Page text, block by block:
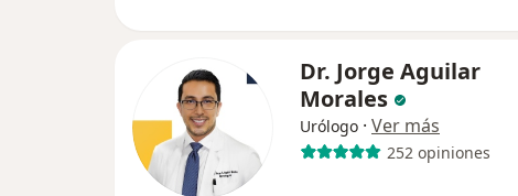
Dr. Jorge Aguilar
Morales
Urólogo · Ver más
252 opiniones